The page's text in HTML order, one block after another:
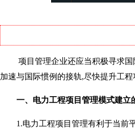
项目管理企业还应当积极寻求国际
加速与国际惯例的接轨,尽快提升工程
一、电力工程项目管理模式建立
1.电力工程项目管理有利于当前平